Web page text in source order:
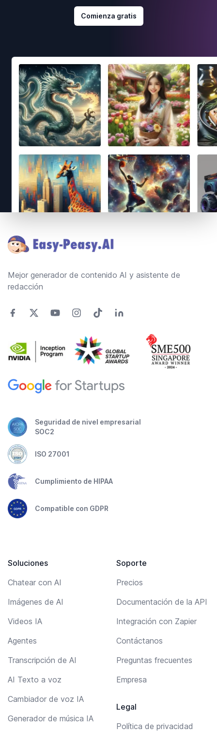
Comienza gratis
Mejor generador de contenido AI y asistente de
redacción
Seguridad de nivel empresarial
SOC2
ISO 27001
Cumplimiento de HIPAA
Compatible con GDPR
Soluciones
Chatear con AI
Imágenes de AI
Videos IA
Agentes
Transcripción de AI
AI Texto a voz
Cambiador de voz IA
Generador de música IA
Soporte
Precios
Documentación de la API
Integración con Zapier
Contáctanos
Preguntas frecuentes
Empresa
Legal
Política de privacidad